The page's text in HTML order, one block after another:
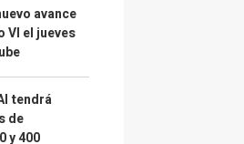
avance
VI el jueves
tendrá
de
y 400